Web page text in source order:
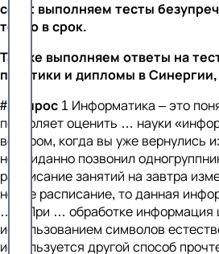
себя: выполняем тесты
точно в срок.
Так же выполняем ответы на
практики и дипломы в
# Вопрос 1 Информатика – это
позволяет оценить … науки
вечером, когда вы уже вернулись
неожиданно позвонил
расписание занятий на завтра
новое расписание, то данная
… 3 При … обработке информация
использованием символов
используется другой способ